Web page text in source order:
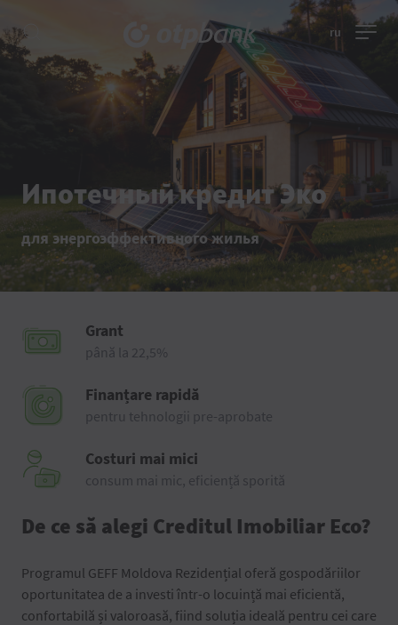
ru
Ипотечный кредит Эко
для энергоэффективного жилья
Grant
până la 22,5%
Finanțare rapidă
pentru tehnologii pre-aprobate
Costuri mai mici
consum mai mic, eficiență sporită
De ce să alegi Creditul Imobiliar Eco?
Programul GEFF Moldova Rezidențial oferă gospodăriilor
oportunitatea de a investi într-o locuință mai eficientă,
confortabilă și valoroasă, fiind soluția ideală pentru cei care